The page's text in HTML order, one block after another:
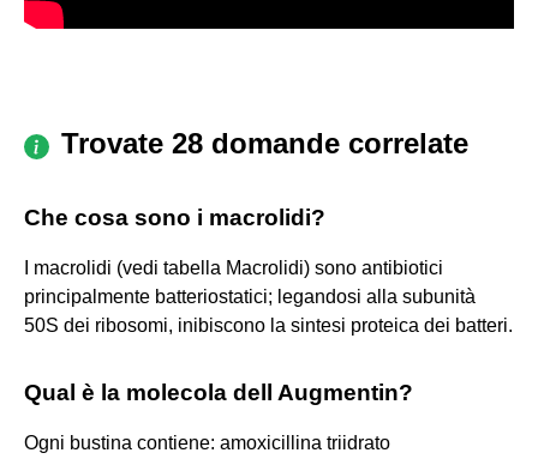
Trovate 28 domande correlate
Che cosa sono i macrolidi?
I macrolidi (vedi tabella Macrolidi) sono antibiotici
principalmente batteriostatici; legandosi alla subunità
50S dei ribosomi, inibiscono la sintesi proteica dei batteri.
Qual è la molecola dell Augmentin?
Ogni bustina contiene: amoxicillina triidrato